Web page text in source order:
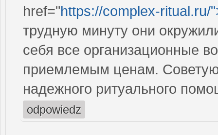
href="https://complex-ritual.ru/
трудную минуту они
себя все организационные
приемлемым ценам.
надежного ритуального
odpowiedz